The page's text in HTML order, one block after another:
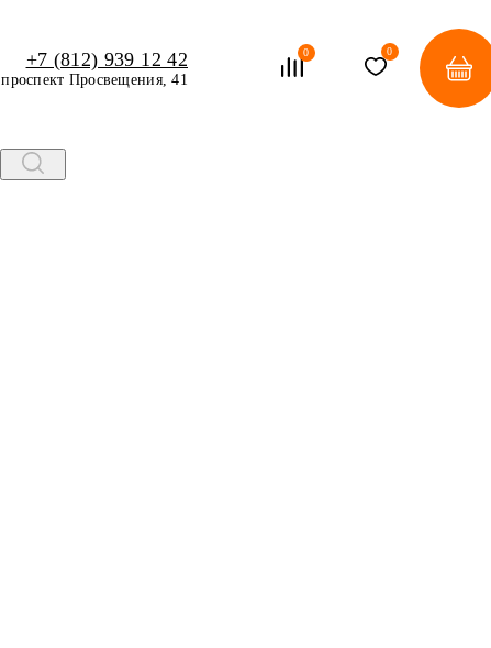
+7 (812) 939 12 42
проспект Просвещения, 41
0 0